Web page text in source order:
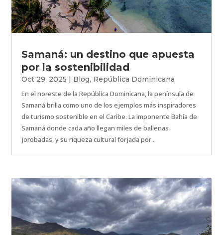
Samaná: un destino que apuesta
por la sostenibilidad
Oct 29, 2025 | Blog, República Dominicana
En el noreste de la República Dominicana, la península de
Samaná brilla como uno de los ejemplos más inspiradores
de turismo sostenible en el Caribe. La imponente Bahía de
Samaná donde cada año llegan miles de ballenas
jorobadas, y su riqueza cultural forjada por...